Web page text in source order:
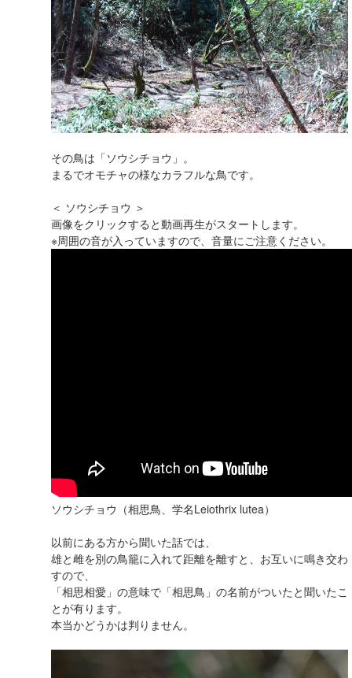
その鳥は「ソウシチョウ」。
まるでオモチャの様なカラフルな鳥です。
＜ ソウシチョウ ＞
画像をクリックすると動画再生がスタートします。
※周囲の音が入っていますので、音量にご注意ください。
ソウシチョウ（相思鳥、学名Leiothrix lutea）
以前にある方から聞いた話では、
雄と雌を別の鳥籠に入れて距離を離すと、お互いに鳴き交わ
すので、
「相思相愛」の意味で「相思鳥」の名前がついたと聞いたこ
とが有ります。
本当かどうかは判りません。